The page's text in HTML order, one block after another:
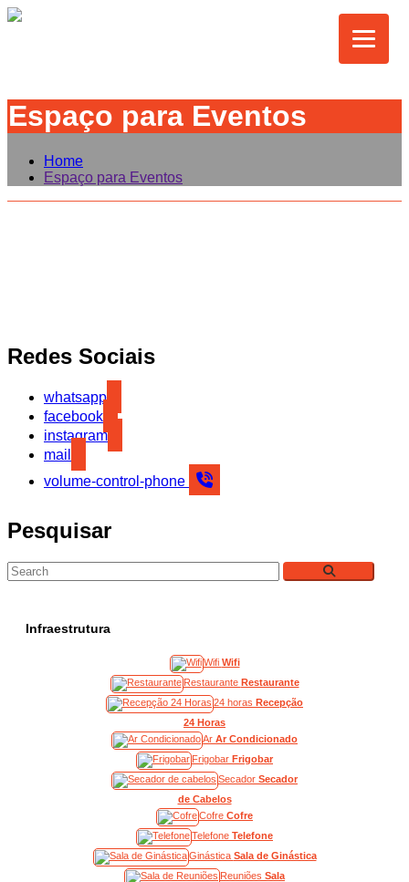
Espaço para Eventos
Home
Espaço para Eventos
Redes Sociais
whatsapp
facebook
instagram
mail
volume-control-phone
Pesquisar
Infraestrutura
Wifi Wifi
Restaurante Restaurante
24 horas Recepção
24 Horas
Ar Ar Condicionado
Frigobar Frigobar
Secador Secador
de Cabelos
Cofre Cofre
Telefone Telefone
Ginástica Sala de Ginástica
Reuniões Sala